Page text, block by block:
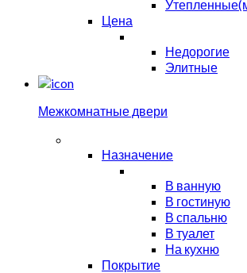
Цена
Недорогие
Элитные
Межкомнатные двери
Назначение
В ванную
В гостиную
В спальню
В туалет
На кухню
Покрытие